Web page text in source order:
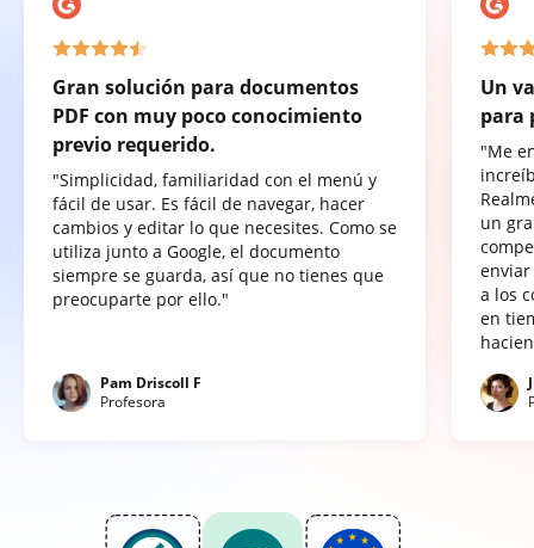
Gran solución para documentos
PDF con muy poco conocimiento
previo requerido.
"Simplicidad, familiaridad con el menú y
fácil de usar. Es fácil de navegar, hacer
cambios y editar lo que necesites. Como se
utiliza junto a Google, el documento
siempre se guarda, así que no tienes que
preocuparte por ello."
Pam Driscoll F
Profesora
Un
para
"Me
un
a los
en